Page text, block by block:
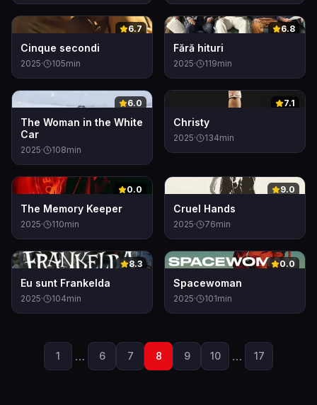
0 6.7
Cinque secondi
2025· 105min
0 6.8
Fără hituri
2025· 119min
0 6.0
The Woman in the White
Car
2025· 108min
7.1
Christy
2025· 134min
0 0.0
The Memory Keeper
2025· 110min
0 9.0
Cruel Hands
2025· 76min
0 8.3
Eu sunt Frankelda
2025· 104min
0 0.0
Spacewoman
2025· 101min
1 … 6 7 8 9 10 … 17